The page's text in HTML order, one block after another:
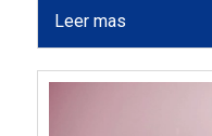
Leer mas